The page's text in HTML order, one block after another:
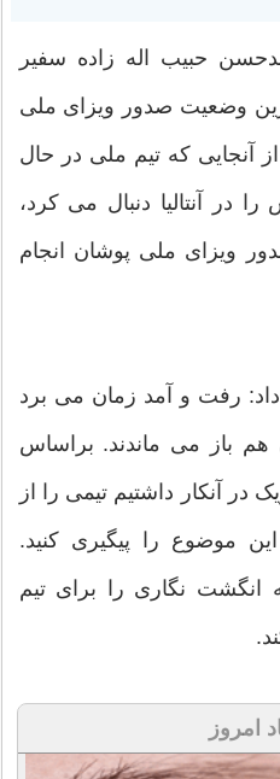
حبیب اله زاده سفیر
وضعیت صدور ویزای ملی
آنجایی که تیم ملی در حال
در آنتالیا دنبال می کرد،
ویزای ملی پوشان انجام
داد: رفت و آمد زمان می برد
هم باز می ماندند. براساس
آنکار داشتیم تیمی را از
موضوع را پیگیری کنید.
نگاری را برای تیم
امروز